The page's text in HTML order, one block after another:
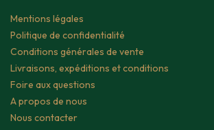
Mentions légales
Politique de confidentialité
Conditions générales de vente
Livraisons, expéditions et conditions
Foire aux questions
A propos de nous
Nous contacter